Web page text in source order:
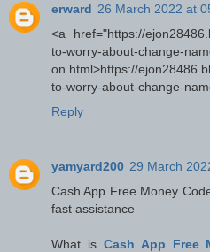
erward 26 March 2022 at
<a href="https://
to-worry-about-change-
on.html>https://
to-worry-about-change-
Reply
yamyard200 29 March
Cash App Free Money
fast assistance
What is Cash App Free